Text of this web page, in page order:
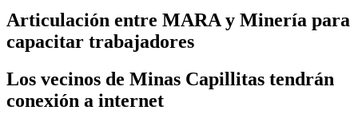
Articulación entre MARA y Minería para
capacitar trabajadores
Los vecinos de Minas Capillitas tendrán
conexión a internet